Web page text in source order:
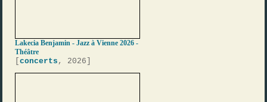
Lakecia Benjamin - Jazz à Vienne 2026 -
Théâtre
[concerts , 2026]